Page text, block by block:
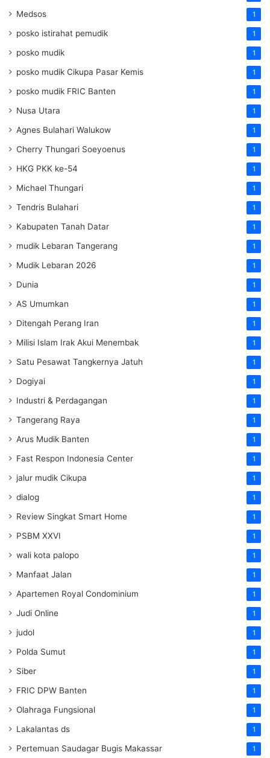
Medsos 1
posko istirahat pemudik 1
posko mudik 1
posko mudik Cikupa Pasar Kemis 1
posko mudik FRIC Banten 1
Nusa Utara 1
Agnes Bulahari Walukow 1
Cherry Thungari Soeyoenus 1
HKG PKK ke-54 1
Michael Thungari 1
Tendris Bulahari 1
Kabupaten Tanah Datar 1
mudik Lebaran Tangerang 1
Mudik Lebaran 2026 1
Dunia 1
AS Umumkan 1
Ditengah Perang Iran 1
Milisi Islam Irak Akui Menembak 1
Satu Pesawat Tangkernya Jatuh 1
Dogiyai 1
Industri & Perdagangan 1
Tangerang Raya 1
Arus Mudik Banten 1
Fast Respon Indonesia Center 1
jalur mudik Cikupa 1
dialog 1
Review Singkat Smart Home 1
PSBM XXVI 1
wali kota palopo 1
Manfaat Jalan 1
Apartemen Royal Condominium 1
Judi Online 1
judol 1
Polda Sumut 1
Siber 1
FRIC DPW Banten 1
Olahraga Fungsional 1
Lakalantas ds 1
Pertemuan Saudagar Bugis Makassar 1